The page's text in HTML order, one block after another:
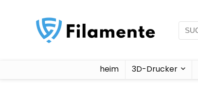
heim 3D-Drucker